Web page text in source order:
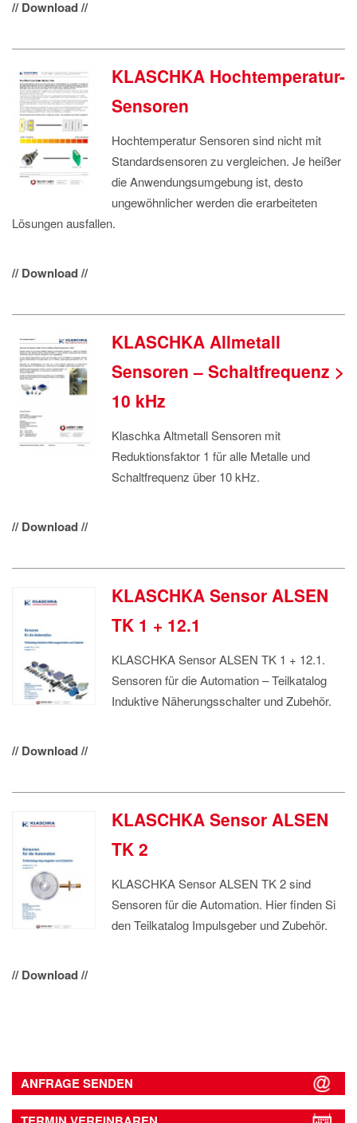
// Download //
KLASCHKA Hochtemperatur-
Sensoren
Hochtemperatur Sensoren sind nicht mit
Standardsensoren zu vergleichen. Je heißer
die Anwendungsumgebung ist, desto
ungewöhnlicher werden die erarbeiteten
Lösungen ausfallen.
// Download //
KLASCHKA Allmetall
Sensoren – Schaltfrequenz >
10 kHz
Klaschka Altmetall Sensoren mit
Reduktionsfaktor 1 für alle Metalle und
Schaltfrequenz über 10 kHz.
// Download //
KLASCHKA Sensor ALSEN
TK 1 + 12.1
KLASCHKA Sensor ALSEN TK 1 + 12.1.
Sensoren für die Automation – Teilkatalog
Induktive Näherungsschalter und Zubehör.
// Download //
KLASCHKA Sensor ALSEN
TK 2
KLASCHKA Sensor ALSEN TK 2 sind
Sensoren für die Automation. Hier finden Si
den Teilkatalog Impulsgeber und Zubehör.
// Download //
ANFRAGE SENDEN